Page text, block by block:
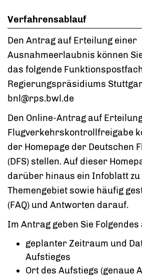
Verfahrensablauf
Den Antrag auf Erteilung einer
Ausnahmeerlaubnis können
das folgende
Regierungspräsidiums
bnl@rps.bwl.de
Den Online-Antrag auf
Flugverkehrskontrollfreigabe
der Homepage der Deutschen
(DFS) stellen. Auf dieser
darüber hinaus ein Infoblatt zu
Themengebiet sowie häufig
(FAQ) und Antworten darauf.
Im Antrag geben Sie Folgendes
geplanter Zeitraum und
Aufstieges
Ort des Aufstiegs (genaue